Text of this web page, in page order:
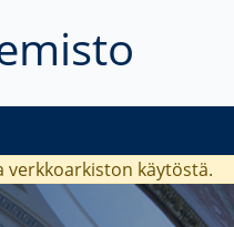
verkkoarkiston käytöstä.